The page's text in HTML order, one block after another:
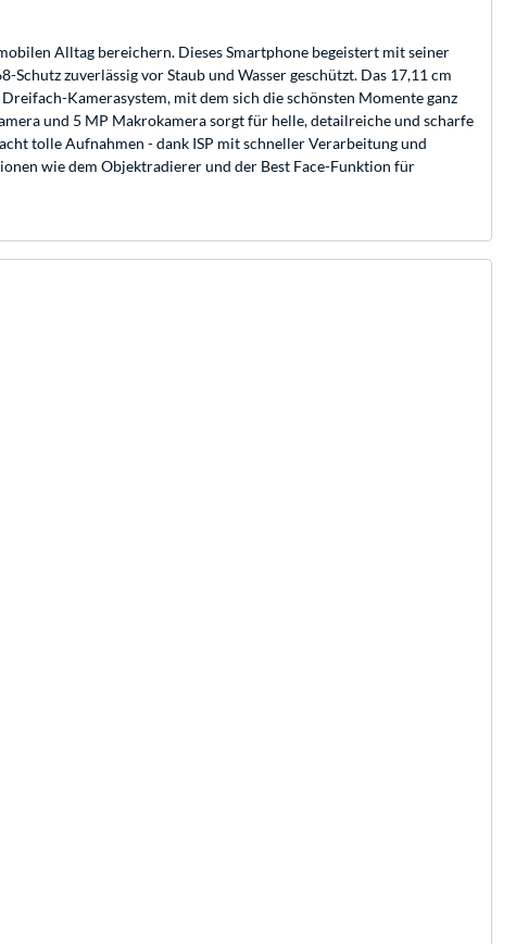
Alltag bereichern. Dieses Smartphone begeistert mit seiner
zuverlässig vor Staub und Wasser geschützt. Das 17,11 cm
Kamerasystem, mit dem sich die schönsten Momente ganz
und 5 MP Makrokamera sorgt für helle, detailreiche und scharfe
tolle Aufnahmen - dank ISP mit schneller Verarbeitung und
wie dem Objektradierer und der Best Face-Funktion für